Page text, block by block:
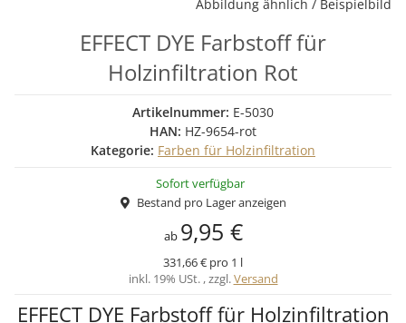
Abbildung ähnlich / Beispielbild
EFFECT DYE Farbstoff für
Holzinfiltration Rot
Artikelnummer: E-5030
HAN: HZ-9654-rot
Kategorie: Farben für Holzinfiltration
Sofort verfügbar
Bestand pro Lager anzeigen
ab 9,95 €
331,66 € pro 1 l
inkl. 19% USt. , zzgl. Versand
EFFECT DYE Farbstoff für Holzinfiltration